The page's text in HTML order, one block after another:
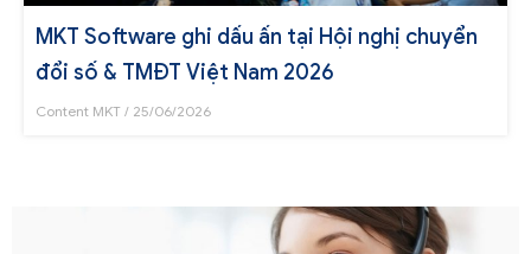
MKT Software ghi dấu ấn tại Hội nghị chuyển
đổi số & TMĐT Việt Nam 2026
Content MKT 25/06/2026